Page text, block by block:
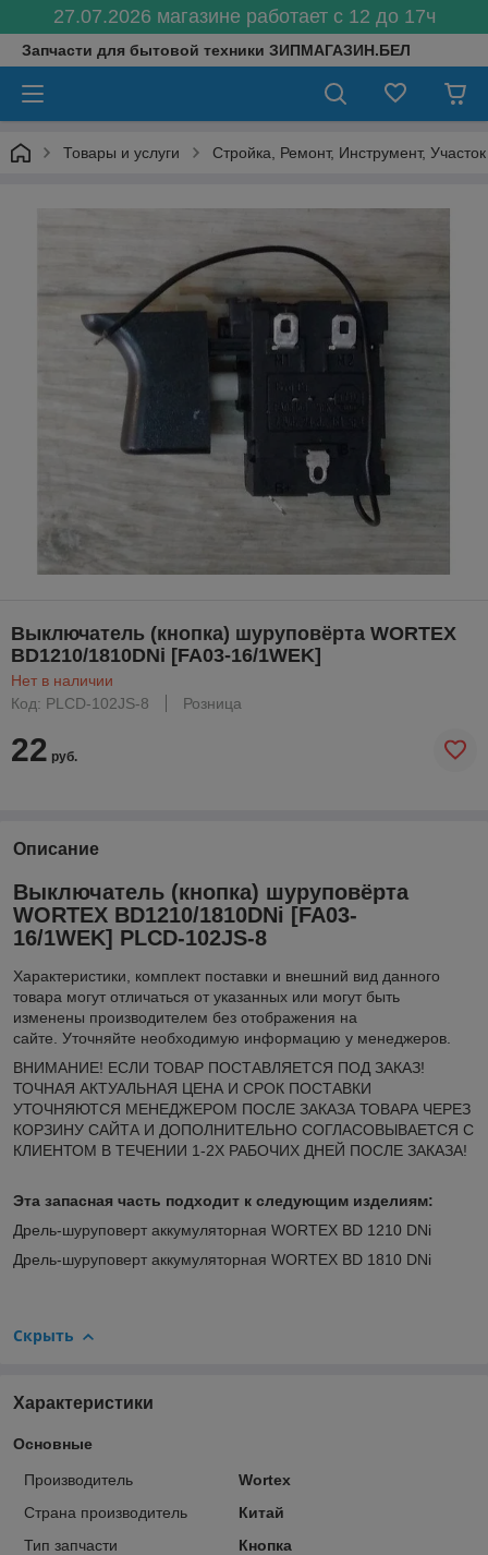
27.07.2026 магазине работает с 12 до 17ч
Запчасти для бытовой техники ЗИПМАГАЗИН.БЕЛ
Товары и услуги Стройка, Ремонт, Инструмент, Участок
Выключатель (кнопка) шуруповёрта WORTEX
BD1210/1810DNi [FA03-16/1WEK]
Нет в наличии
Код: PLCD-102JS-8
Розница
22 руб.
Описание
Выключатель (кнопка) шуруповёрта
WORTEX BD1210/1810DNi [FA03-
16/1WEK] PLCD-102JS-8
Xарактеристики, комплект поставки и внешний вид данного
товара могут отличаться от указанных или могут быть
изменены производителем без отображения на
сайте. Уточняйте необходимую информацию у менеджеров.
ВНИМАНИЕ! ЕСЛИ ТОВАР ПОСТАВЛЯЕТСЯ ПОД ЗАКАЗ!
ТОЧНАЯ АКТУАЛЬНАЯ ЦЕНА И СРОК ПОСТАВКИ
УТОЧНЯЮТСЯ МЕНЕДЖЕРОМ ПОСЛЕ ЗАКАЗА ТОВАРА ЧЕРЕЗ
КОРЗИНУ САЙТА И ДОПОЛНИТЕЛЬНО СОГЛАСОВЫВАЕТСЯ С
КЛИЕНТОМ В ТЕЧЕНИИ 1-2Х РАБОЧИХ ДНЕЙ ПОСЛЕ ЗАКАЗА!
Эта запасная часть подходит к следующим изделиям:
Дрель-шуруповерт аккумуляторная WORTEX BD 1210 DNi
Дрель-шуруповерт аккумуляторная WORTEX BD 1810 DNi
Скрыть
Характеристики
Основные
Производитель
Wortex
Страна производитель
Китай
Тип запчасти
Кнопка